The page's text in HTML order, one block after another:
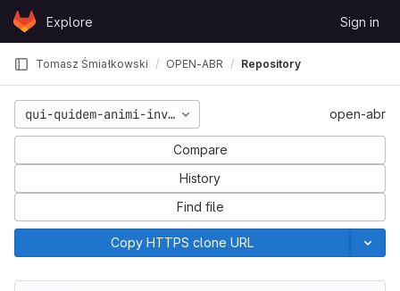
Skip to content
GitLabExplore Sign in
Tomasz Śmiałkowski OPEN-ABR Repository
qui-quidem-animi-inventore-in open-abr
Compare
History
Find file
Copy HTTPS clone URL